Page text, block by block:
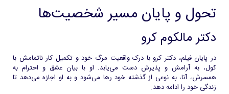
تحول و پایان مسیر شخصیت‌ها
دکتر مالکوم کرو
در پایان فیلم، دکتر کرو با درک واقعیت مرگ خود و تکمیل کار ناتمامش با
کول، به آرامش و پذیرش دست می‌یابد. او با بیان عشق و احترام به
همسرش، آنا، به نوعی از گذشته خود رها می‌شود و به او اجازه می‌دهد تا
زندگی خود را ادامه دهد.